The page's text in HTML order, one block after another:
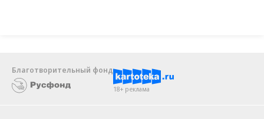
Благотворительный фонд
18+ реклама